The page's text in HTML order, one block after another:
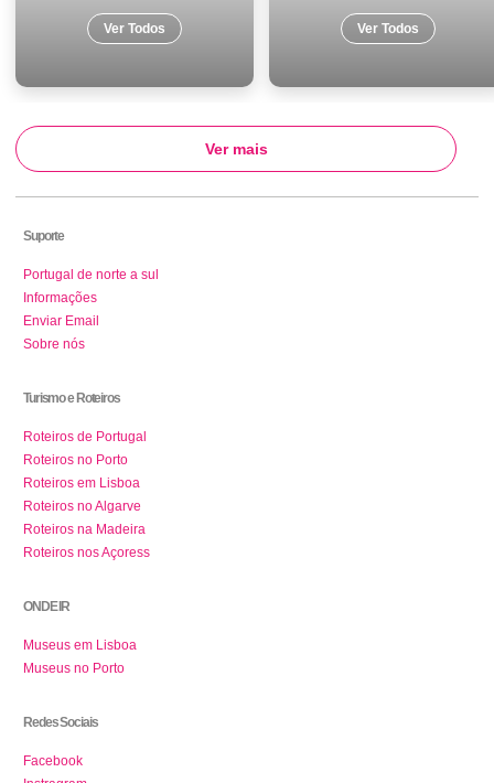
Ver Todos Ver Todos
Ver mais
Suporte
Portugal de norte a sul
Informações
Enviar Email
Sobre nós
Turismo e Roteiros
Roteiros de Portugal
Roteiros no Porto
Roteiros em Lisboa
Roteiros no Algarve
Roteiros na Madeira
Roteiros nos Açoress
ONDE IR
Museus em Lisboa
Museus no Porto
Redes Sociais
Facebook